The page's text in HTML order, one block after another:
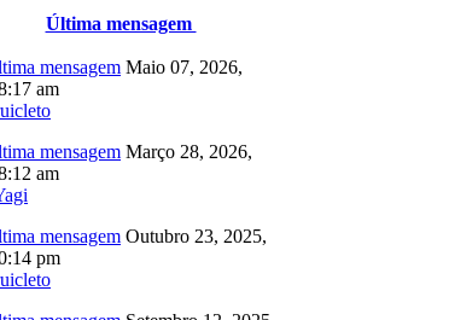
Última mensagem
Maio 07, 2026,
am
Março 28, 2026,
am
Outubro 23, 2025,
pm